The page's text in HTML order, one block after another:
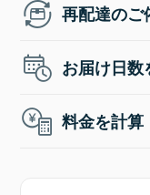
再配達のご
お届け日数
料金を計算